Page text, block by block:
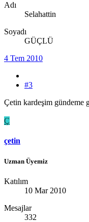
Adı
Selahattin
Soyadı
GÜÇLÜ
4 Tem 2010
#3
Çetin kardeşim gündeme
Ç
çetin
Uzman Üyemiz
Katılım
10 Mar 2010
Mesajlar
332